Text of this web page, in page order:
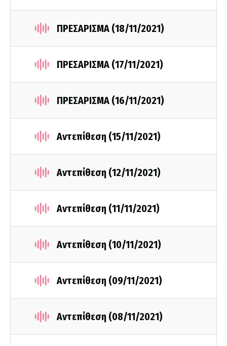
ΠΡΕΣΑΡΙΣΜΑ (18/11/2021)
ΠΡΕΣΑΡΙΣΜΑ (17/11/2021)
ΠΡΕΣΑΡΙΣΜΑ (16/11/2021)
Αντεπίθεση (15/11/2021)
Αντεπίθεση (12/11/2021)
Αντεπίθεση (11/11/2021)
Αντεπίθεση (10/11/2021)
Αντεπίθεση (09/11/2021)
Αντεπίθεση (08/11/2021)